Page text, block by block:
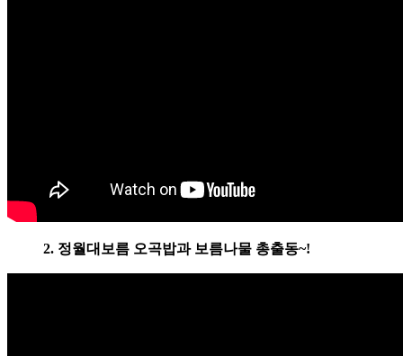
2. 정월대보름 오곡밥과 보름나물 총출동~!